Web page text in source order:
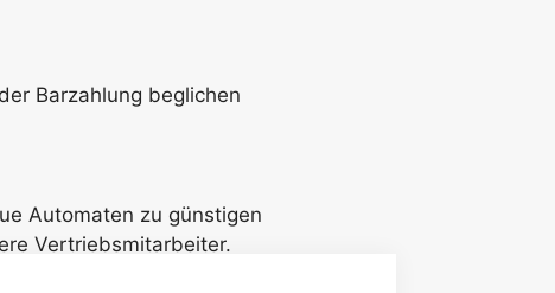
Barzahlung beglichen
Automaten zu günstigen
Vertriebsmitarbeiter.